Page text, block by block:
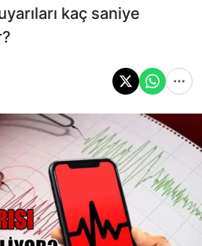
kaç saniye